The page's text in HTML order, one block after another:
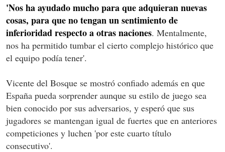
'Nos ha ayudado mucho para que adquieran nuevas
cosas, para que no tengan un sentimiento de
inferioridad respecto a otras naciones. Mentalmente,
nos ha permitido tumbar el cierto complejo histórico que
el equipo podía tener'.
Vicente del Bosque se mostró confiado además en que
España pueda sorprender aunque su estilo de juego sea
bien conocido por sus adversarios, y esperó que sus
jugadores se mantengan igual de fuertes que en anteriores
competiciones y luchen 'por este cuarto título
consecutivo'.